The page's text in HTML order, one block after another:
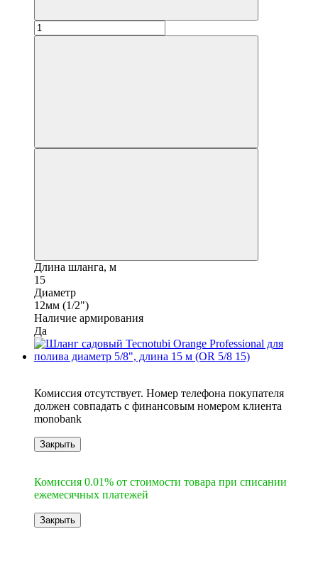
Длина шланга, м
15
Диаметр
12мм (1/2")
Наличие армирования
Да
Комиссия отсутствует. Номер телефона покупателя
должен совпадать с финансовым номером клиента
monobank
Закрыть
Комиссия 0.01% от стоимости товара при списании
ежемесячных платежей
Закрыть